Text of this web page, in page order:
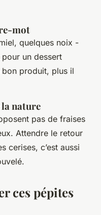
mot
quelques noix -
pour un dessert
produit, plus il
nature
pas de fraises
Attendre le retour
cerises, c’est aussi
ces pépites